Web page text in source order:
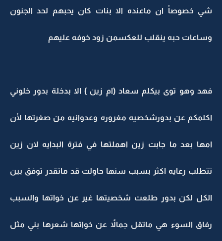
شي خصوصاً ان ماعنده الا بنات كان يحبهم لحد الجنون
وساعات حبه ينقلب للعكسمن زود خوفه عليهم
فهد وهو توى بيكلم سعاد (ام زين ) الا بدخلة بدور خلوني
اكلمكم عن بدورشخصيه مغروره وعدوانيه من صغرتها لأن
امها بعد ما جابت زين اهملتها في فترة البدايه لان زين
تتطلب رعايه اكثر بسبب سنها حاولت قد ماتقدر توفق بين
الكل لكن بدور طلعت شخصيتها غير عن خواتها والسبب
رفاق السوء هي ماتقل جمالاً عن خواتها شعرها بني مثل